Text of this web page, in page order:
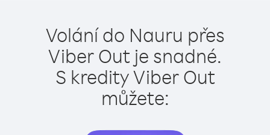
Volání do Nauru přes
Viber Out je snadné.
S kredity Viber Out
můžete: